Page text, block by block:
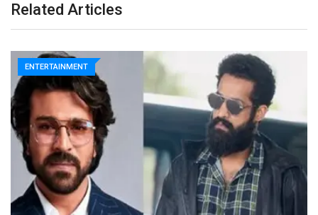
Related Articles
ENTERTAINMENT